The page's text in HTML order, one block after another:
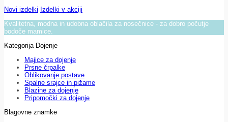
Novi izdelki Izdelki v akciji
Kvalitetna, modna in udobna oblačila za nosečnice - za dobro počutje
bodoče mamice.
Kategorija Dojenje
Majice za dojenje
Prsne črpalke
Oblikovanje postave
Spalne srajce in pižame
Blazine za dojenje
Pripomočki za dojenje
Blagovne znamke